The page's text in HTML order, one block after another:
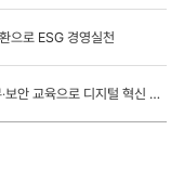
으로 ESG 경영실천
한국전력기술, 생성형 AI 실무‧보안 교육으로 디지털 혁신 가속화